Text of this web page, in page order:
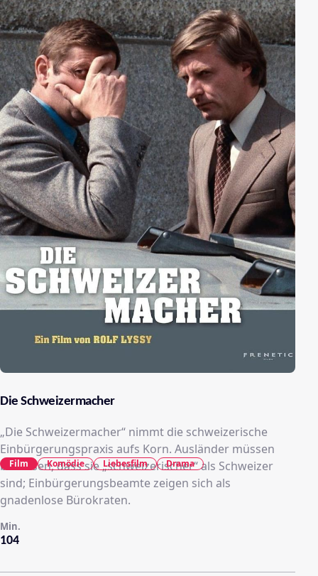
Die Schweizermacher
„Die Schweizermacher“ nimmt die schweizerische
Einbürgerungspraxis aufs Korn. Ausländer müssen
beweisen, dass sie „schweizerischer“ als Schweizer
sind; Einbürgerungsbeamte zeigen sich als
gnadenlose Bürokraten.
104
Min.
Film Komödie Liebesfilm Drama